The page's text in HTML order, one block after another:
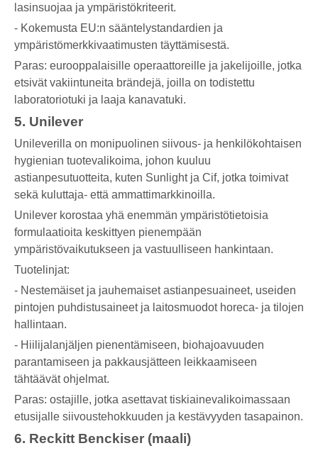
lasinsuojaa ja ympäristökriteerit.
- Kokemusta EU:n sääntelystandardien ja
ympäristömerkkivaatimusten täyttämisestä.
Paras: eurooppalaisille operaattoreille ja jakelijoille, jotka
etsivät vakiintuneita brändejä, joilla on todistettu
laboratoriotuki ja laaja kanavatuki.
5. Unilever
Unileverilla on monipuolinen siivous- ja henkilökohtaisen
hygienian tuotevalikoima, johon kuuluu
astianpesutuotteita, kuten Sunlight ja Cif, jotka toimivat
sekä kuluttaja- että ammattimarkkinoilla.
Unilever korostaa yhä enemmän ympäristötietoisia
formulaatioita keskittyen pienempään
ympäristövaikutukseen ja vastuulliseen hankintaan.
Tuotelinjat:
- Nestemäiset ja jauhemaiset astianpesuaineet, useiden
pintojen puhdistusaineet ja laitosmuodot horeca- ja tilojen
hallintaan.
- Hiilijalanjäljen pienentämiseen, biohajoavuuden
parantamiseen ja pakkausjätteen leikkaamiseen
tähtäävät ohjelmat.
Paras: ostajille, jotka asettavat tiskiainevalikoimassaan
etusijalle siivoustehokkuuden ja kestävyyden tasapainon.
6. Reckitt Benckiser (maali)